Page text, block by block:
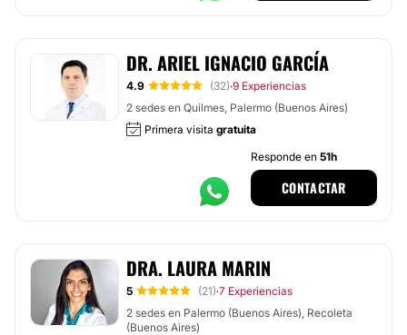
DR. ARIEL IGNACIO GARCÍA
4.9 (32)·9 Experiencias
2 sedes en Quilmes, Palermo (Buenos Aires)
Primera visita gratuita
Responde en 51h
CONTACTAR
DRA. LAURA MARIN
5 (21)·7 Experiencias
2 sedes en Palermo (Buenos Aires), Recoleta
(Buenos Aires)